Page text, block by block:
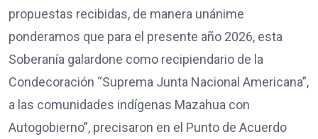
propuestas recibidas, de manera unánime
ponderamos que para el presente año 2026, esta
Soberanía galardone como recipiendario de la
Condecoración “Suprema Junta Nacional Americana”,
a las comunidades indígenas Mazahua con
Autogobierno”, precisaron en el Punto de Acuerdo